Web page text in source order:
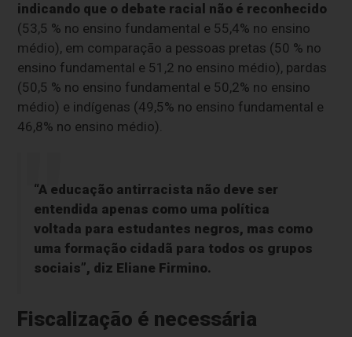
indicando que o debate racial não é reconhecido
(53,5 % no ensino fundamental e 55,4% no ensino
médio), em comparação a pessoas pretas (50 % no
ensino fundamental e 51,2 no ensino médio), pardas
(50,5 % no ensino fundamental e 50,2% no ensino
médio) e indígenas (49,5% no ensino fundamental e
46,8% no ensino médio).
“A educação antirracista não deve ser
entendida apenas como uma política
voltada para estudantes negros, mas como
uma formação cidadã para todos os grupos
sociais”, diz Eliane Firmino.
Fiscalização é necessária